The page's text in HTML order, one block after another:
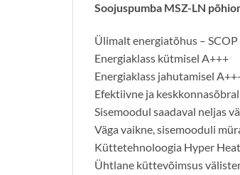
Soojuspumba MSZ-LN
Ülimalt energiatõhus –
Energiaklass kütmisel A+++
Energiaklass jahutamisel
Efektiivne ja
Sisemoodul saadaval neljas
Väga vaikne, sisemooduli
Küttetehnoloogia Hyper
Ühtlane küttevõimsus